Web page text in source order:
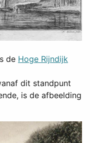
de Hoge Rijndijk
dit standpunt
is de afbeelding